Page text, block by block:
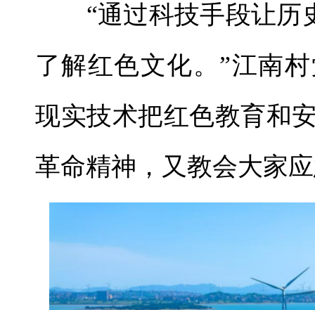
“通过科技手段让历史
了解红色文化。”江南
现实技术把红色教育和
革命精神，又教会大家